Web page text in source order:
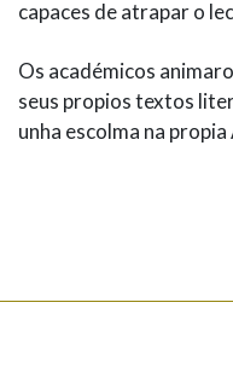
capaces de atrapar o
Os académicos
seus propios textos
unha escolma na